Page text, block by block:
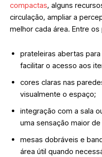
compactas, alguns
circulação, ampliar a
melhor cada área. Entre
prateleiras abertas
facilitar o acesso aos
cores claras nas
visualmente o espaço;
integração com a sala
uma sensação maior
mesas dobráveis e
área útil quando